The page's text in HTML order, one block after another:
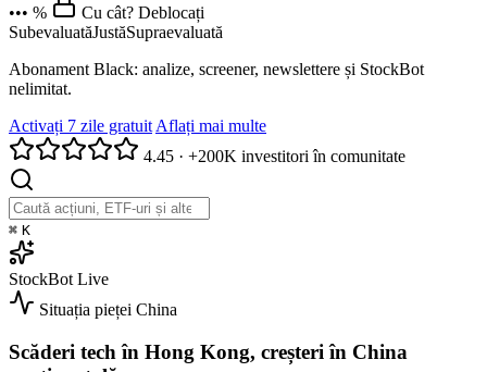
••• %
Cu cât? Deblocați
SubevaluatăJustăSupraevaluată
Abonament Black: analize, screener, newslettere și StockBot
nelimitat.
Activați 7 zile gratuit Aflați mai multe
4.45 · +200K investitori în comunitate
⌘ K
StockBot Live
Situația pieței China
Scăderi tech în Hong Kong, creșteri în China